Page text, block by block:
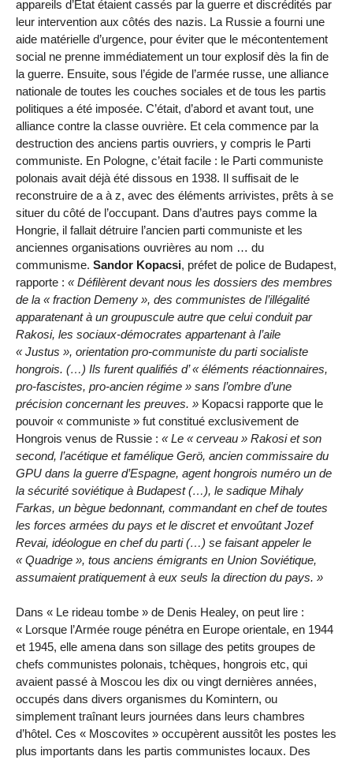
appareils d’Etat étaient cassés par la guerre et discrédités par
leur intervention aux côtés des nazis. La Russie a fourni une
aide matérielle d’urgence, pour éviter que le mécontentement
social ne prenne immédiatement un tour explosif dès la fin de
la guerre. Ensuite, sous l’égide de l’armée russe, une alliance
nationale de toutes les couches sociales et de tous les partis
politiques a été imposée. C’était, d’abord et avant tout, une
alliance contre la classe ouvrière. Et cela commence par la
destruction des anciens partis ouvriers, y compris le Parti
communiste. En Pologne, c’était facile : le Parti communiste
polonais avait déjà été dissous en 1938. Il suffisait de le
reconstruire de a à z, avec des éléments arrivistes, prêts à se
situer du côté de l’occupant. Dans d’autres pays comme la
Hongrie, il fallait détruire l’ancien parti communiste et les
anciennes organisations ouvrières au nom … du
communisme. Sandor Kopacsi, préfet de police de Budapest,
rapporte : « Défilèrent devant nous les dossiers des membres
de la « fraction Demeny », des communistes de l’illégalité
apparatenant à un groupuscule autre que celui conduit par
Rakosi, les sociaux-démocrates appartenant à l’aile
« Justus », orientation pro-communiste du parti socialiste
hongrois. (…) Ils furent qualifiés d’ « éléments réactionnaires,
pro-fascistes, pro-ancien régime » sans l’ombre d’une
précision concernant les preuves. » Kopacsi rapporte que le
pouvoir « communiste » fut constitué exclusivement de
Hongrois venus de Russie : « Le « cerveau » Rakosi et son
second, l’acétique et famélique Gerö, ancien commissaire du
GPU dans la guerre d’Espagne, agent hongrois numéro un de
la sécurité soviétique à Budapest (…), le sadique Mihaly
Farkas, un bègue bedonnant, commandant en chef de toutes
les forces armées du pays et le discret et envoûtant Jozef
Revai, idéologue en chef du parti (…) se faisant appeler le
« Quadrige », tous anciens émigrants en Union Soviétique,
assumaient pratiquement à eux seuls la direction du pays. »
Dans « Le rideau tombe » de Denis Healey, on peut lire :
« Lorsque l’Armée rouge pénétra en Europe orientale, en 1944
et 1945, elle amena dans son sillage des petits groupes de
chefs communistes polonais, tchèques, hongrois etc, qui
avaient passé à Moscou les dix ou vingt dernières années,
occupés dans divers organismes du Komintern, ou
simplement traînant leurs journées dans leurs chambres
d’hôtel. Ces « Moscovites » occupèrent aussitôt les postes les
plus importants dans les partis communistes locaux. Des